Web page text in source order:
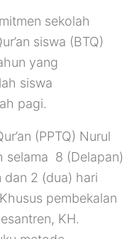
sekolah
siswa (BTQ)
yang
siswa
pagi.
(PPTQ) Nurul
selama 8 (Delapan)
dan 2 (dua) hari
pembekalan
KH.